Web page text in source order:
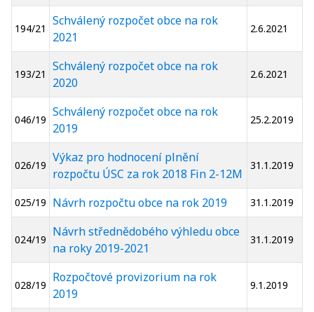
194/21
Schválený rozpočet obce na rok
2021
2.6.2021
193/21
Schválený rozpočet obce na rok
2020
2.6.2021
046/19
Schválený rozpočet obce na rok
2019
25.2.2019
026/19
Výkaz pro hodnocení plnění
rozpočtu ÚSC za rok 2018 Fin 2-12M
31.1.2019
025/19 Návrh rozpočtu obce na rok 2019 31.1.2019
024/19
Návrh střednědobého výhledu obce
na roky 2019-2021
31.1.2019
028/19
Rozpočtové provizorium na rok
2019
9.1.2019